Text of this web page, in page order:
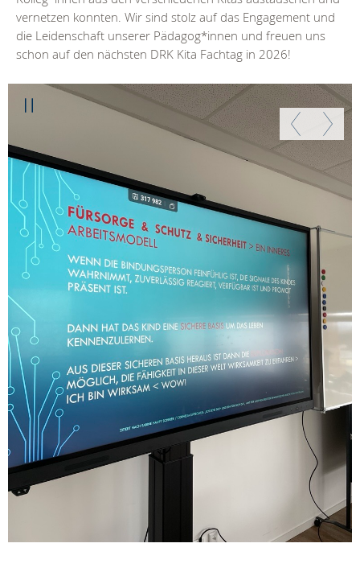
vernetzen konnten. Wir sind stolz auf das Engagement und
die Leidenschaft unserer Pädagog*innen und freuen uns
schon auf den nächsten DRK Kita Fachtag in 2026!
Weiter Zurück Weiter